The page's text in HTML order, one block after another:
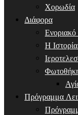
Χορωδία
Διάφορα
Ενοριακό
Η
Πρόγραμμα